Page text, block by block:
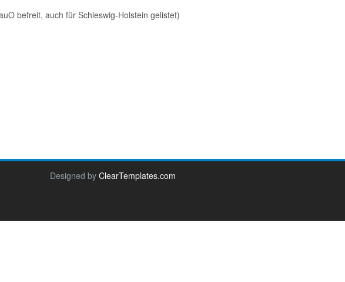
befreit, auch für Schleswig-Holstein gelistet)
Designed by ClearTemplates.com